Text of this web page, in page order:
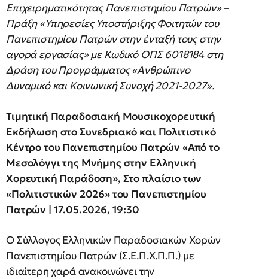
Επιχειρηματικότητας Πανεπιστημίου Πατρών» –
Πράξη «Υπηρεσίες Υποστήριξης Φοιτητών του
Πανεπιστημίου Πατρών στην ένταξή τους στην
αγορά εργασίας» με Κωδικό ΟΠΣ 6018184 στη
Δράση του Προγράμματος «Ανθρώπινο
Δυναμικό και Κοινωνική Συνοχή 2021-2027».
Τιμητική Παραδοσιακή Μουσικοχορευτική
Εκδήλωση στο Συνεδριακό και Πολιτιστικό
Κέντρο του Πανεπιστημίου Πατρών «Από το
Μεσολόγγι της Μνήμης στην Ελληνική
Χορευτική Παράδοση», Στο πλαίσιο των
«Πολιτιστικών 2026» του Πανεπιστημίου
Πατρών | 17.05.2026, 19:30
Ο Σύλλογος Ελληνικών Παραδοσιακών Χορών
Πανεπιστημίου Πατρών (Σ.Ε.Π.Χ.Π.Π.) με
ιδιαίτερη χαρά ανακοινώνει την